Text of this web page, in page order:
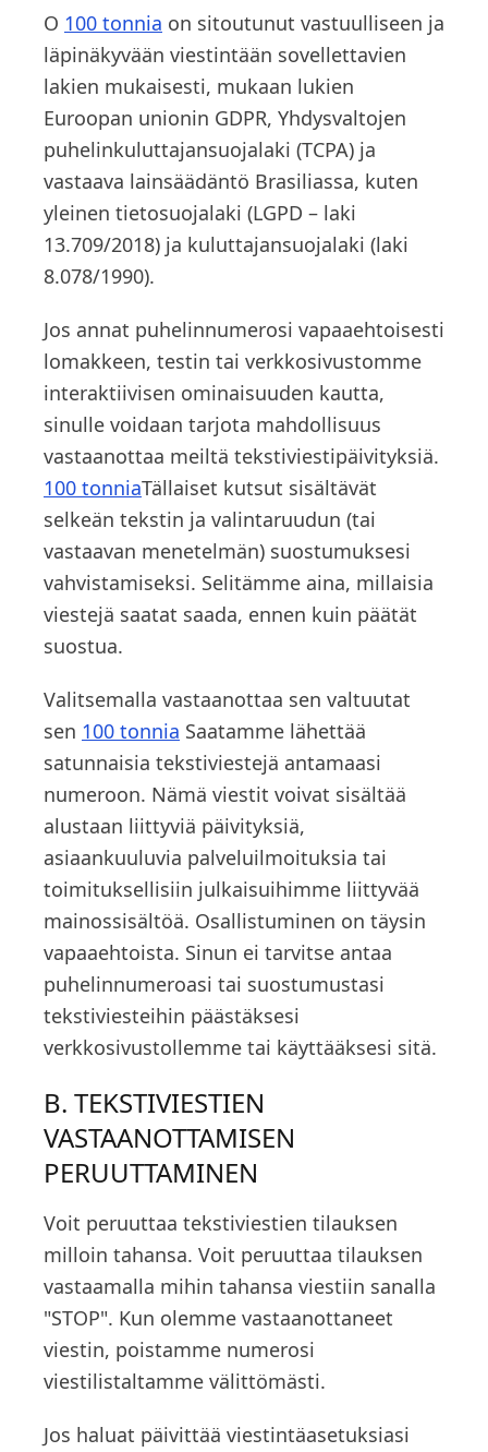
O 100 tonnia on sitoutunut vastuulliseen ja
läpinäkyvään viestintään sovellettavien
lakien mukaisesti, mukaan lukien
Euroopan unionin GDPR, Yhdysvaltojen
puhelinkuluttajansuojalaki (TCPA) ja
vastaava lainsäädäntö Brasiliassa, kuten
yleinen tietosuojalaki (LGPD – laki
13.709/2018) ja kuluttajansuojalaki (laki
8.078/1990).
Jos annat puhelinnumerosi vapaaehtoisesti
lomakkeen, testin tai verkkosivustomme
interaktiivisen ominaisuuden kautta,
sinulle voidaan tarjota mahdollisuus
vastaanottaa meiltä tekstiviestipäivityksiä.
100 tonniaTällaiset kutsut sisältävät
selkeän tekstin ja valintaruudun (tai
vastaavan menetelmän) suostumuksesi
vahvistamiseksi. Selitämme aina, millaisia
viestejä saatat saada, ennen kuin päätät
suostua.
Valitsemalla vastaanottaa sen valtuutat
sen 100 tonnia Saatamme lähettää
satunnaisia tekstiviestejä antamaasi
numeroon. Nämä viestit voivat sisältää
alustaan liittyviä päivityksiä,
asiaankuuluvia palveluilmoituksia tai
toimituksellisiin julkaisuihimme liittyvää
mainossisältöä. Osallistuminen on täysin
vapaaehtoista. Sinun ei tarvitse antaa
puhelinnumeroasi tai suostumustasi
tekstiviesteihin päästäksesi
verkkosivustollemme tai käyttääksesi sitä.
B. TEKSTIVIESTIEN
VASTAANOTTAMISEN
PERUUTTAMINEN
Voit peruuttaa tekstiviestien tilauksen
milloin tahansa. Voit peruuttaa tilauksen
vastaamalla mihin tahansa viestiin sanalla
"STOP". Kun olemme vastaanottaneet
viestin, poistamme numerosi
viestilistaltamme välittömästi.
Jos haluat päivittää viestintäasetuksiasi